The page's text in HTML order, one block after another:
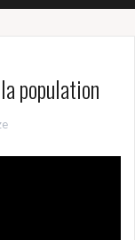
population